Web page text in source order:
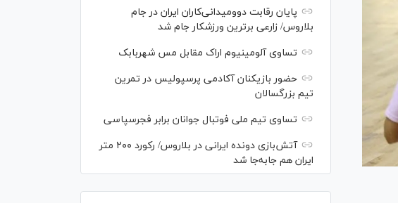
پایان رقابت دوومیدانی‌کاران ایران در جام
بلاروس/ زارعی برترین ورزشکار جام شد
تساوی آلومینیوم اراک مقابل مس شهربابک
حضور بازیکنان آکادمی پرسپولیس در تمرین
تیم بزرگسالان
تساوی تیم ملی فوتبال جوانان برابر فجرسپاسی
آتش‌بازی دونده ایرانی در بلاروس/ رکورد ۲۰۰ متر
ایران هم جابه‌جا شد